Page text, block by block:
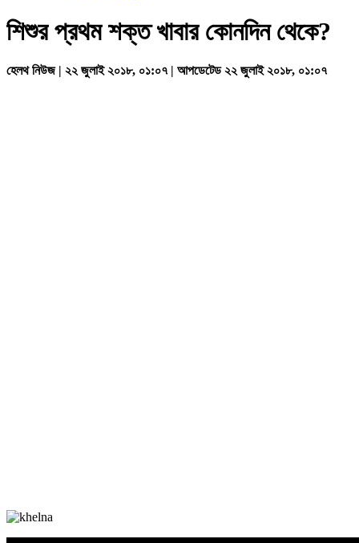
শিশুর প্রথম শক্ত খাবার কোনদিন থেকে?
হেলথ নিউজ | ২২ জুলাই ২০১৮, ০১:০৭ | আপডেটেড ২২ জুলাই ২০১৮, ০১:০৭